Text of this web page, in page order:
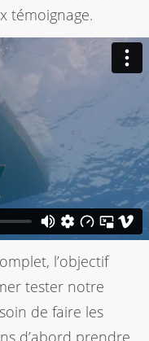
témoignage.
l’objectif
tester notre
de faire les
d’abord prendre